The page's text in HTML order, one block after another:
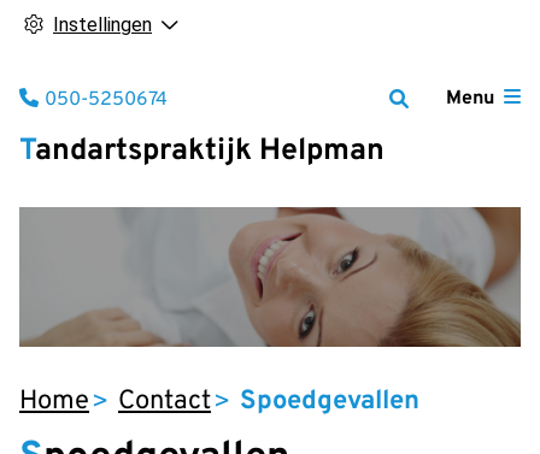
Instellingen
Tandartspraktijk Helpman
Menu
Tel:
050-5250674
Home Contact Spoedgevallen